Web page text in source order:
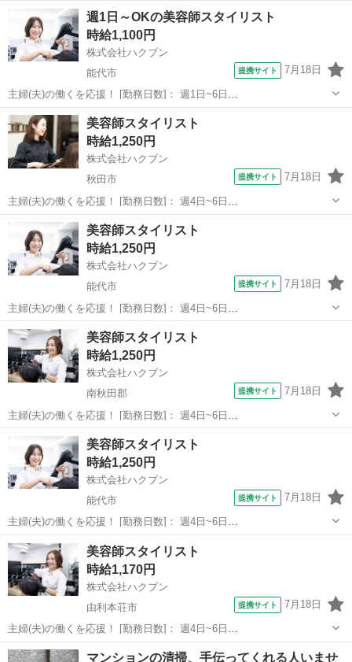
週1日～OKの美容師スタイリスト
時給1,100円
株式会社ハクブン
能代市
提携サイト 7月18日
主婦(夫)の働くを応援！ [勤務日数]： 週1日~6日
09:00~12:00/10:00~14:00/13:00~16:00/15:00~18:00/09:00~18:00 月/
火/水/木/金/土/日 などから選べます ...
秋田 能代市 美容師
美容師スタイリスト
時給1,250円
株式会社ハクブン
秋田市
提携サイト 7月18日
主婦(夫)の働くを応援！ [勤務日数]： 週4日~6日
09:00~12:00/10:00~14:00/13:00~16:00/15:00~18:00/09:00~18:00 月/
火/水/木/金/土/日 などから選べます ...
秋田市 美容師
美容師スタイリスト
時給1,250円
株式会社ハクブン
能代市
提携サイト 7月18日
主婦(夫)の働くを応援！ [勤務日数]： 週4日~6日
09:00~12:00/10:00~14:00/13:00~16:00/15:00~18:00/09:00~18:00 月/
火/水/木/金/土/日 などから選べます ...
秋田 能代市 美容師
美容師スタイリスト
時給1,250円
株式会社ハクブン
南秋田郡
提携サイト 7月18日
主婦(夫)の働くを応援！ [勤務日数]： 週4日~6日
09:00~12:00/10:00~14:00/13:00~16:00/15:00~18:00/09:00~18:00 月/
火/水/木/金/土/日 などから選べます ...
南秋田郡 美容師
美容師スタイリスト
時給1,250円
株式会社ハクブン
能代市
提携サイト 7月18日
主婦(夫)の働くを応援！ [勤務日数]： 週4日~6日
09:00~12:00/10:00~14:00/13:00~16:00/15:00~18:00/09:00~18:00 月/
火/水/木/金/土/日 などから選べます ...
秋田 能代市 美容師
美容師スタイリスト
時給1,170円
株式会社ハクブン
由利本荘市
提携サイト 7月18日
主婦(夫)の働くを応援！ [勤務日数]： 週4日~6日
10:00~13:00/11:00~15:00/13:00~16:00/15:00~18:00/10:00~18:00 月/
秋田 由利本荘市
マンションの清掃、手伝ってくれる人いませ